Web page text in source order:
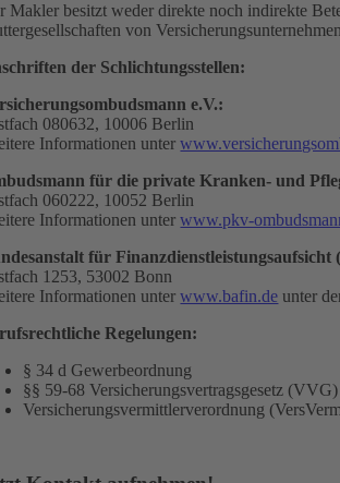
Makler besitzt weder direkte noch indirekte
von
der Schlichtungsstellen:
e.V.:
080632, 10006 Berlin
Informationen unter
für die private Kranken- und
060222, 10052 Berlin
Informationen unterwww.pkv-
für Finanzdienstleistungsaufsicht
1253, 53002 Bonn
Informationen unterwww.bafin.de unter
Regelungen:
§ 34 d Gewerbeordnung
§§ 59-68 Versicherungsvertragsgesetz (VVG)
Versicherungsvermittlerverordnung